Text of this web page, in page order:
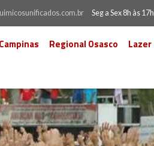
Seg a Sex 8h às 17h
Regional Osasco Lazer